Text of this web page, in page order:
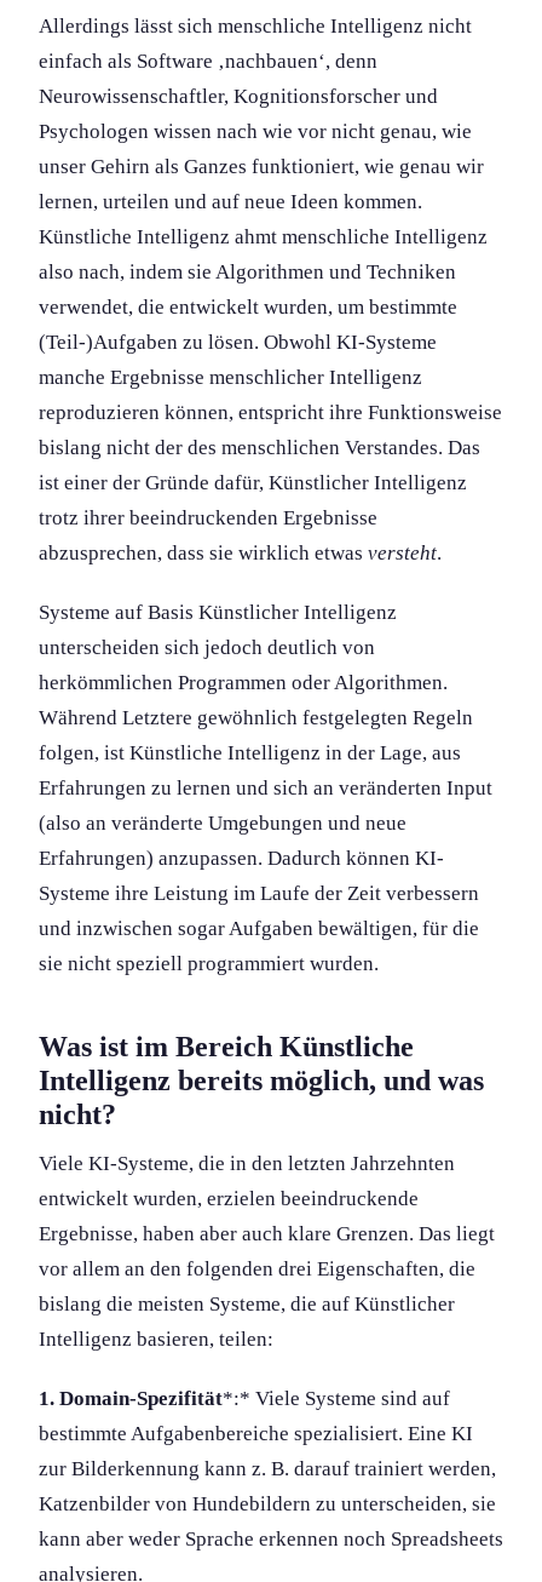
Allerdings lässt sich menschliche Intelligenz nicht
einfach als Software ‚nachbauen‘, denn
Neurowissenschaft­ler, Kognitions­forscher und
Psychologen wissen nach wie vor nicht genau, wie
unser Gehirn als Ganzes funktion­iert, wie genau wir
lernen, urteilen und auf neue Ideen kommen.
Künstliche Intelligenz ahmt menschliche Intelligenz
also nach, indem sie Algorithmen und Techniken
verwendet, die entwickelt wurden, um bestimmte
(Teil-)Aufgaben zu lösen. Obwohl KI-Systeme
manche Ergebnisse menschlicher Intelligenz
reproduzieren können, entspricht ihre Funktions­weise
bislang nicht der des menschlichen Verstandes. Das
ist einer der Gründe dafür, Künstlicher Intelligenz
trotz ihrer beeindruckenden Ergebnisse
abzusprechen, dass sie wirklich etwas versteht.
Systeme auf Basis Künstlicher Intelligenz
unterscheiden sich jedoch deutlich von
herkömmlichen Programmen oder Algorithmen.
Während Letztere gewöhnlich festgelegten Regeln
folgen, ist Künstliche Intelligenz in der Lage, aus
Erfahrungen zu lernen und sich an veränderten Input
(also an veränderte Umgebungen und neue
Erfahrung­en) anzupassen. Dadurch können KI-
Systeme ihre Leistung im Laufe der Zeit verbessern
und inzwischen sogar Aufgaben bewältigen, für die
sie nicht speziell programmiert wurden.
Was ist im Bereich Künstliche
Intelligenz bereits möglich, und was
nicht?
Viele KI-Systeme, die in den letzten Jahrzehnten
entwickelt wurden, erzielen beeindruckende
Ergebnisse, haben aber auch klare Grenzen. Das liegt
vor allem an den folgenden drei Eigenschaft­en, die
bislang die meisten Systeme, die auf Künstlicher
Intelligenz basieren, teilen:
1. Domain-Spezifität*:* Viele Systeme sind auf
bestimmte Aufgabenbereiche spezialisiert. Eine KI
zur Bilderkennung kann z. B. darauf trainiert werden,
Katzenbilder von Hundebildern zu unterscheiden, sie
kann aber weder Sprache erkennen noch Spreadsheets
analysieren.